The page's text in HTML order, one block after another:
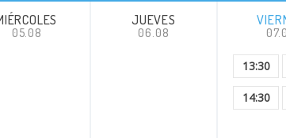
05.08
JUEVES
06.08
13:30
14:30